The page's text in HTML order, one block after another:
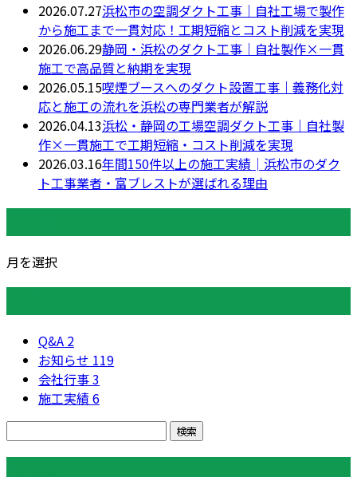
2026.07.27浜松市の空調ダクト工事｜自社工場で製作
から施工まで一貫対応！工期短縮とコスト削減を実現
2026.06.29静岡・浜松のダクト工事｜自社製作×一貫
施工で高品質と納期を実現
2026.05.15喫煙ブースへのダクト設置工事｜義務化対
応と施工の流れを浜松の専門業者が解説
2026.04.13浜松・静岡の工場空調ダクト工事｜自社製
作×一貫施工で工期短縮・コスト削減を実現
2026.03.16年間150件以上の施工実績│浜松市のダク
ト工事業者・富ブレストが選ばれる理由
月を選択
Q&A 2
お知らせ 119
会社行事3
施工実績6